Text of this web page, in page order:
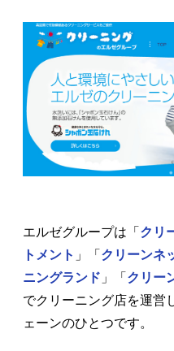
エルゼグループは「 クリ
トメント 」「 クリーンネ
ニングランド 」「 クリー
でクリーニング店を運営
ェーンのひとつです。